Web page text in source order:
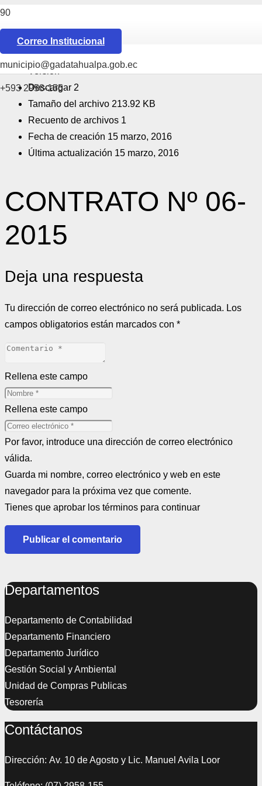
Correo Institucional
municipio@gadatahualpa.gob.ec
+593 2958-155
[featured_image]
Descarga
Download is available until [expire_date]
Versión
Descargar 2
Tamaño del archivo 213.92 KB
Recuento de archivos 1
Fecha de creación 15 marzo, 2016
Última actualización 15 marzo, 2016
CONTRATO Nº 06-
2015
Deja una respuesta
Tu dirección de correo electrónico no será publicada. Los
campos obligatorios están marcados con *
Rellena este campo
Rellena este campo
Por favor, introduce una dirección de correo electrónico
válida.
Guarda mi nombre, correo electrónico y web en este
navegador para la próxima vez que comente.
Tienes que aprobar los términos para continuar
Publicar el comentario
Departamentos
Departamento de Contabilidad
Departamento Financiero
Departamento Jurídico
Gestión Social y Ambiental
Unidad de Compras Publicas
Tesorería
Contáctanos
Dirección: Av. 10 de Agosto y Lic. Manuel Avila Loor